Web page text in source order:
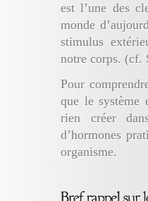
est l’une des
monde
stimulus
notre corps. (cf.
Pour
que le système
rien créer
d’hormones
organisme.